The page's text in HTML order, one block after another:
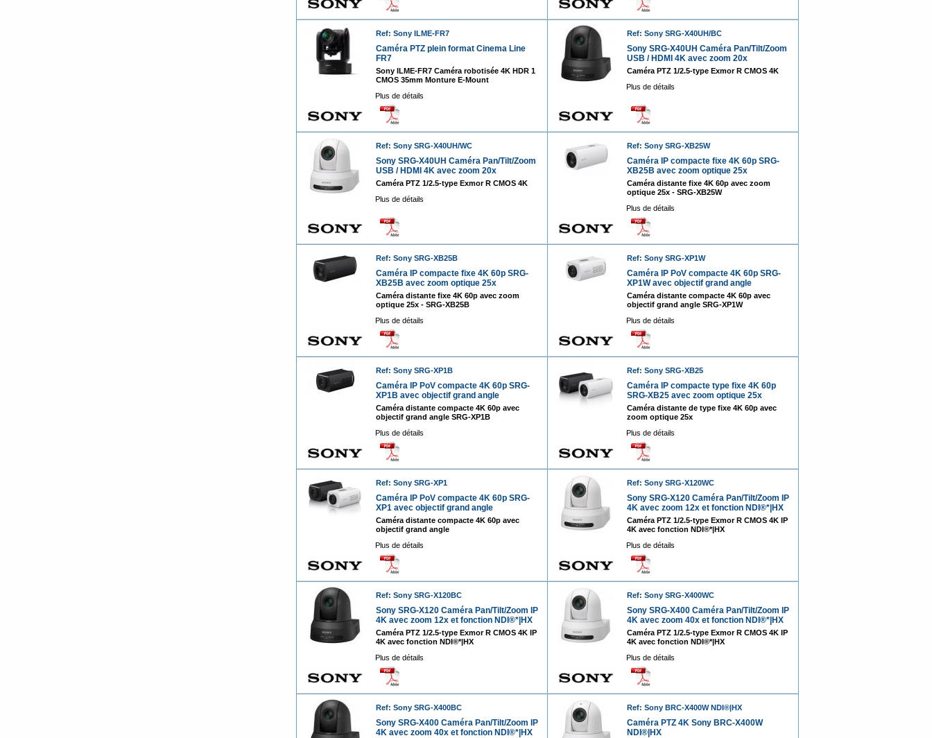
Ref: Sony ILME-FR7
Caméra PTZ plein format Cinema Line
FR7
Sony ILME-FR7 Caméra robotisée 4K HDR 1
CMOS 35mm Monture E-Mount
Plus de détails
Ref: Sony SRG-X40UH/BC
Sony SRG-X40UH Caméra Pan/Tilt/Zoom
USB / HDMI 4K avec zoom 20x
Caméra PTZ 1/2.5-type Exmor R CMOS 4K
Plus de détails
Ref: Sony SRG-X40UH/WC
Sony SRG-X40UH Caméra Pan/Tilt/Zoom
USB / HDMI 4K avec zoom 20x
Caméra PTZ 1/2.5-type Exmor R CMOS 4K
Plus de détails
Ref: Sony SRG-XB25W
Caméra IP compacte fixe 4K 60p SRG-
XB25B avec zoom optique 25x
Caméra distante fixe 4K 60p avec zoom
optique 25x - SRG-XB25W
Plus de détails
Ref: Sony SRG-XB25B
Caméra IP compacte fixe 4K 60p SRG-
XB25B avec zoom optique 25x
Caméra distante fixe 4K 60p avec zoom
optique 25x - SRG-XB25B
Plus de détails
Ref: Sony SRG-XP1W
Caméra IP PoV compacte 4K 60p SRG-
XP1W avec objectif grand angle
Caméra distante compacte 4K 60p avec
objectif grand angle SRG-XP1W
Plus de détails
Ref: Sony SRG-XP1B
Caméra IP PoV compacte 4K 60p SRG-
XP1B avec objectif grand angle
Caméra distante compacte 4K 60p avec
objectif grand angle SRG-XP1B
Plus de détails
Ref: Sony SRG-XB25
Caméra IP compacte type fixe 4K 60p
SRG-XB25 avec zoom optique 25x
Caméra distante de type fixe 4K 60p avec
zoom optique 25x
Plus de détails
Ref: Sony SRG-XP1
Caméra IP PoV compacte 4K 60p SRG-
XP1 avec objectif grand angle
Caméra distante compacte 4K 60p avec
objectif grand angle
Plus de détails
Ref: Sony SRG-X120WC
Sony SRG-X120 Caméra Pan/Tilt/Zoom IP
4K avec zoom 12x et fonction NDI®*|HX
Caméra PTZ 1/2.5-type Exmor R CMOS 4K IP
4K avec fonction NDI®*|HX
Plus de détails
Ref: Sony SRG-X120BC
Sony SRG-X120 Caméra Pan/Tilt/Zoom IP
4K avec zoom 12x et fonction NDI®*|HX
Caméra PTZ 1/2.5-type Exmor R CMOS 4K IP
4K avec fonction NDI®*|HX
Plus de détails
Ref: Sony SRG-X400WC
Sony SRG-X400 Caméra Pan/Tilt/Zoom IP
4K avec zoom 40x et fonction NDI®*|HX
Caméra PTZ 1/2.5-type Exmor R CMOS 4K IP
4K avec fonction NDI®*|HX
Plus de détails
Ref: Sony SRG-X400BC
Sony SRG-X400 Caméra Pan/Tilt/Zoom IP
4K avec zoom 40x et fonction NDI®*|HX
Ref: Sony BRC-X400W NDI®|HX
Caméra PTZ 4K Sony BRC-X400W
NDI®|HX